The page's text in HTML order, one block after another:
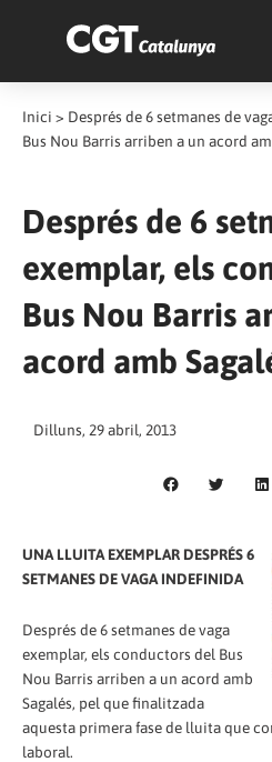
Inici > Després de 6 setmanes de
Bus Nou Barris arriben a un acord
Després de 6
exemplar, els
Bus Nou Barris
acord amb
Dilluns, 29 abril, 2013
UNA LLUITA EXEMPLAR DESPRÉS 6
SETMANES DE VAGA INDEFINIDA
Després de 6 setmanes de vaga
exemplar, els conductors del Bus
Nou Barris arriben a un acord amb
Sagalés, pel que finalitzada
aquesta primera fase de lluita que
laboral.